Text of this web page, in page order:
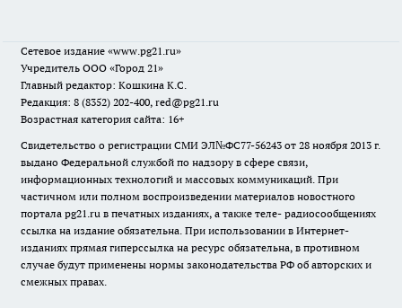
Сетевое издание «www.pg21.ru»
Учредитель ООО «Город 21»
Главный редактор: Кошкина К.С.
Редакция: 8 (8352) 202-400, red@pg21.ru
Возрастная категория сайта: 16+
Свидетельство о регистрации СМИ ЭЛ№ФС77-56243 от 28 ноября 2013 г.
выдано Федеральной службой по надзору в сфере связи,
информационных технологий и массовых коммуникаций. При
частичном или полном воспроизведении материалов новостного
портала pg21.ru в печатных изданиях, а также теле- радиосообщениях
ссылка на издание обязательна. При использовании в Интернет-
изданиях прямая гиперссылка на ресурс обязательна, в противном
случае будут применены нормы законодательства РФ об авторских и
смежных правах.